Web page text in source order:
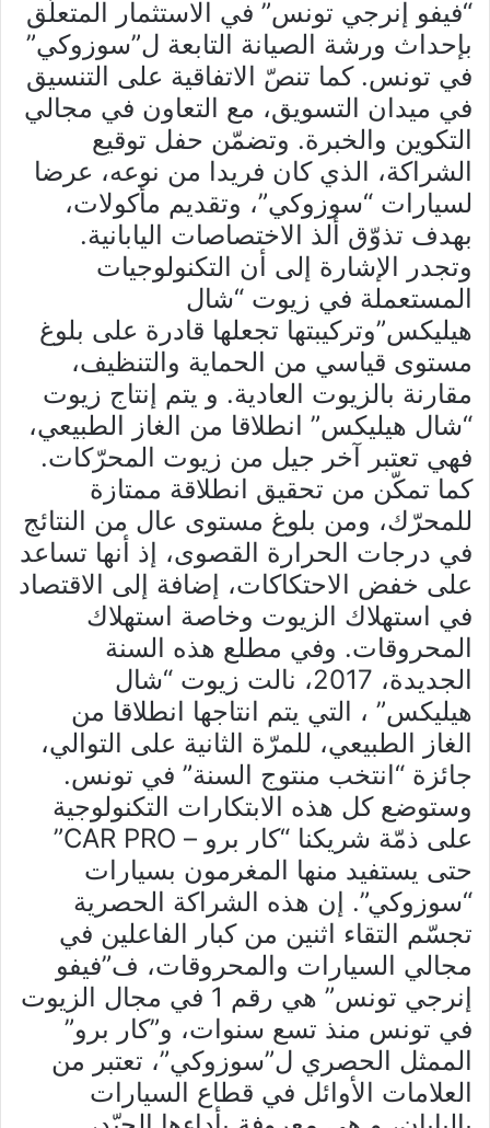
“فيفو إنرجي تونس” في الاستثمار المتعلّق
بإحداث ورشة الصيانة التابعة ل”سوزوكي”
في تونس. كما تنصّ الاتفاقية على التنسيق
في ميدان التسويق، مع التعاون في مجالي
التكوين والخبرة. وتضمّن حفل توقيع
الشراكة، الذي كان فريدا من نوعه، عرضا
لسيارات “سوزوكي”، وتقديم مأكولات،
بهدف تذوّق ألذ الاختصاصات اليابانية.
وتجدر الإشارة إلى أن التكنولوجيات
المستعملة في زيوت “شال
هيليكس”وتركيبتها تجعلها قادرة على بلوغ
مستوى قياسي من الحماية والتنظيف،
مقارنة بالزيوت العادية. و يتم إنتاج زيوت
“شال هيليكس” انطلاقا من الغاز الطبيعي،
فهي تعتبر آخر جيل من زيوت المحرّكات.
كما تمكّن من تحقيق انطلاقة ممتازة
للمحرّك، ومن بلوغ مستوى عال من النتائج
في درجات الحرارة القصوى، إذ أنها تساعد
على خفض الاحتكاكات، إضافة إلى الاقتصاد
في استهلاك الزيوت وخاصة استهلاك
المحروقات. وفي مطلع هذه السنة
الجديدة، 2017، نالت زيوت “شال
هيليكس” ، التي يتم انتاجها انطلاقا من
الغاز الطبيعي، للمرّة الثانية على التوالي،
جائزة “انتخب منتوج السنة” في تونس.
وستوضع كل هذه الابتكارات التكنولوجية
على ذمّة شريكنا “كار برو – CAR PRO”
حتى يستفيد منها المغرمون بسيارات
“سوزوكي”. إن هذه الشراكة الحصرية
تجسّم التقاء اثنين من كبار الفاعلين في
مجالي السيارات والمحروقات، ف”فيفو
إنرجي تونس” هي رقم 1 في مجال الزيوت
في تونس منذ تسع سنوات، و”كار برو”
الممثل الحصري ل”سوزوكي”، تعتبر من
العلامات الأوائل في قطاع السيارات